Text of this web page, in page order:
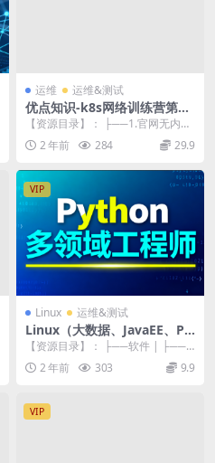
运维 运维&测试
优点知识-k8s网络训练营第三
期
【资源目录】： ├──1.官网无内容-
不用看 ├──2.资料 | └──资料.t...
2 年前 284 29.9
VIP
Linux 运维&测试
Linux（大数据、JavaEE、Py
thon通用版）
【资源目录】： ├──软件 | ├──a
pache-tomcat-7.0.70....
2 年前 303 9.9
VIP